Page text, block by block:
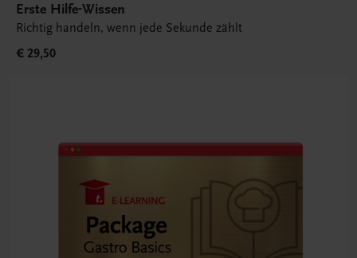
Erste Hilfe-Wissen
Richtig handeln, wenn jede Sekunde zählt
€ 29,50